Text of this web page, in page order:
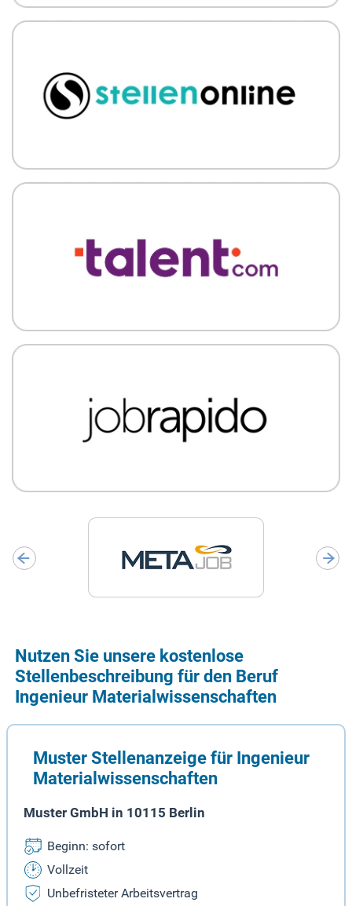
Nutzen Sie unsere kostenlose
Stellenbeschreibung für den Beruf
Ingenieur Materialwissenschaften
Muster Stellenanzeige für Ingenieur
Materialwissenschaften
Muster GmbH in 10115 Berlin
Beginn: sofort
Vollzeit
Unbefristeter Arbeitsvertrag